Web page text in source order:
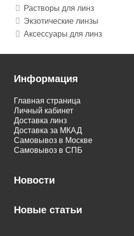
Растворы для линз
Экзотические линзы
Аксессуары для линз
Информация
Главная страница
Личный кабинет
Доставка линз
Доставка за МКАД
Самовывоз в Москве
Самовывоз в СПБ
Новости
Новые статьи